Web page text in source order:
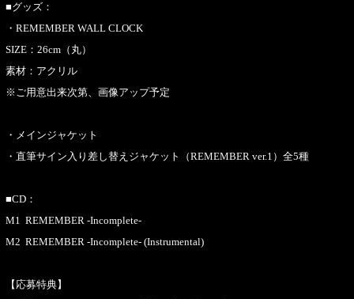
■グッズ：
・REMEMBER WALL CLOCK
SIZE：26cm（丸）
素材：アクリル
※ご用意出来次第、画像アップ予定
・メインジャケット
・直筆サイン入り差し替えジャケット（REMEMBER ver.1）全5種
■CD：
M1 REMEMBER -Incomplete-
M2 REMEMBER -Incomplete- (Instrumental)
【応募特典】